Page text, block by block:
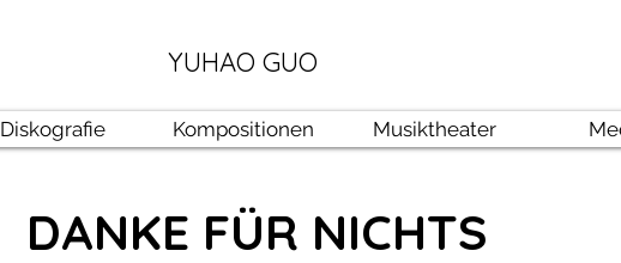
YUHAO GUO
Diskografie Kompositionen Musiktheater
DANKE FÜR NICHTS